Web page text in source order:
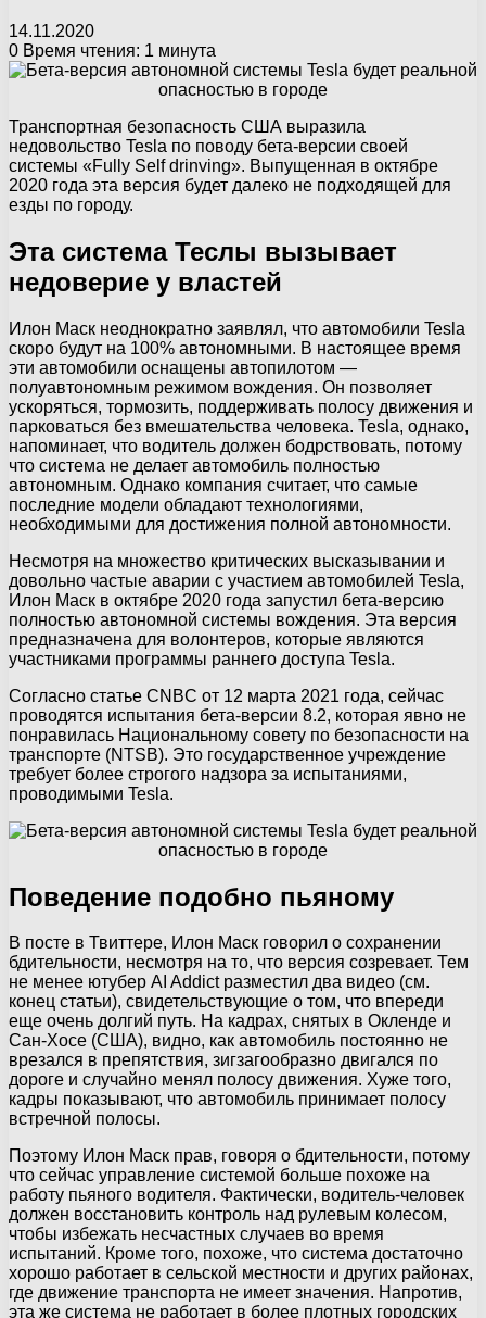
14.11.2020
0 Время чтения: 1 минута
Транспортная безопасность США выразила
недовольство Tesla по поводу бета-версии своей
системы «Fully Self drinving». Выпущенная в октябре
2020 года эта версия будет далеко не подходящей для
езды по городу.
Эта система Теслы вызывает
недоверие у властей
Илон Маск неоднократно заявлял, что автомобили Tesla
скоро будут на 100% автономными. В настоящее время
эти автомобили оснащены автопилотом —
полуавтономным режимом вождения. Он позволяет
ускоряться, тормозить, поддерживать полосу движения и
парковаться без вмешательства человека. Tesla, однако,
напоминает, что водитель должен бодрствовать, потому
что система не делает автомобиль полностью
автономным. Однако компания считает, что самые
последние модели обладают технологиями,
необходимыми для достижения полной автономности.
Несмотря на множество критических высказывании и
довольно частые аварии с участием автомобилей Tesla,
Илон Маск в октябре 2020 года запустил бета-версию
полностью автономной системы вождения. Эта версия
предназначена для волонтеров, которые являются
участниками программы раннего доступа Tesla.
Согласно статье CNBC от 12 марта 2021 года, сейчас
проводятся испытания бета-версии 8.2, которая явно не
понравилась Национальному совету по безопасности на
транспорте (NTSB). Это государственное учреждение
требует более строгого надзора за испытаниями,
проводимыми Tesla.
Поведение подобно пьяному
В посте в Твиттере, Илон Маск говорил о сохранении
бдительности, несмотря на то, что версия созревает. Тем
не менее ютубер AI Addict разместил два видео (см.
конец статьи), свидетельствующие о том, что впереди
еще очень долгий путь. На кадрах, снятых в Окленде и
Сан-Хосе (США), видно, как автомобиль постоянно не
врезался в препятствия, зигзагообразно двигался по
дороге и случайно менял полосу движения. Хуже того,
кадры показывают, что автомобиль принимает полосу
встречной полосы.
Поэтому Илон Маск прав, говоря о бдительности, потому
что сейчас управление системой больше похоже на
работу пьяного водителя. Фактически, водитель-человек
должен восстановить контроль над рулевым колесом,
чтобы избежать несчастных случаев во время
испытаний. Кроме того, похоже, что система достаточно
хорошо работает в сельской местности и других районах,
где движение транспорта не имеет значения. Напротив,
эта же система не работает в более плотных городских